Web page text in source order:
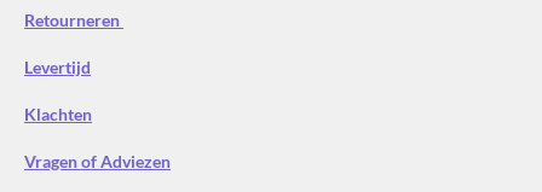
Retourneren
Levertijd
Klachten
Vragen of Adviezen